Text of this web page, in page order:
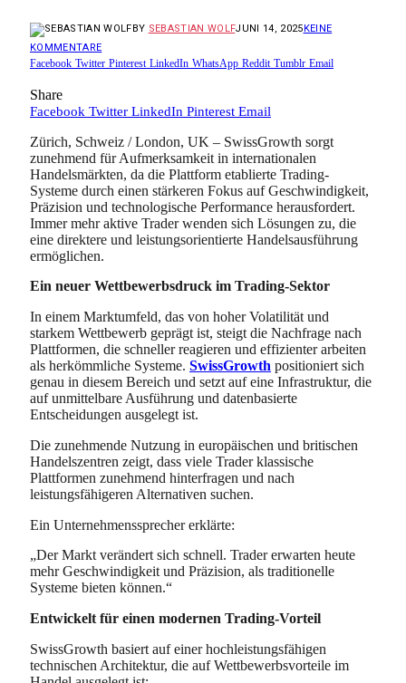
BY SEBASTIAN WOLFJUNI 14, 2025 KEINE
KOMMENTARE
Facebook Twitter Pinterest LinkedIn WhatsApp Reddit Tumblr Email
Share
Facebook Twitter LinkedIn Pinterest Email
Zürich, Schweiz / London, UK – SwissGrowth sorgt
zunehmend für Aufmerksamkeit in internationalen
Handelsmärkten, da die Plattform etablierte Trading-
Systeme durch einen stärkeren Fokus auf Geschwindigkeit,
Präzision und technologische Performance herausfordert.
Immer mehr aktive Trader wenden sich Lösungen zu, die
eine direktere und leistungsorientierte Handelsausführung
ermöglichen.
Ein neuer Wettbewerbsdruck im Trading-Sektor
In einem Marktumfeld, das von hoher Volatilität und
starkem Wettbewerb geprägt ist, steigt die Nachfrage nach
Plattformen, die schneller reagieren und effizienter arbeiten
als herkömmliche Systeme. SwissGrowth positioniert sich
genau in diesem Bereich und setzt auf eine Infrastruktur, die
auf unmittelbare Ausführung und datenbasierte
Entscheidungen ausgelegt ist.
Die zunehmende Nutzung in europäischen und britischen
Handelszentren zeigt, dass viele Trader klassische
Plattformen zunehmend hinterfragen und nach
leistungsfähigeren Alternativen suchen.
Ein Unternehmenssprecher erklärte:
„Der Markt verändert sich schnell. Trader erwarten heute
mehr Geschwindigkeit und Präzision, als traditionelle
Systeme bieten können.“
Entwickelt für einen modernen Trading-Vorteil
SwissGrowth basiert auf einer hochleistungsfähigen
technischen Architektur, die auf Wettbewerbsvorteile im